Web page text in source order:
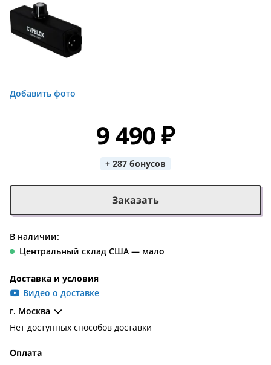
Добавить фото
9 490 ₽
+ 287 бонусов
Заказать
В наличии:
Центральный склад США — мало
Доставка и условия
Видео о доставке
г. Москва
Нет доступных способов доставки
Оплата